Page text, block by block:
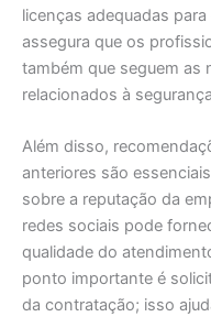
licenças adequadas
assegura que os
também que seguem as
relacionados à
Além disso,
anteriores são
sobre a reputação da
redes sociais pode
qualidade do
ponto importante é
da contratação; isso